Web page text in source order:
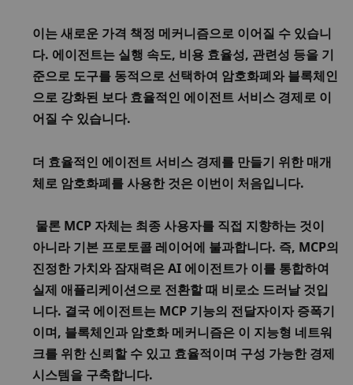
이는 새로운 가격 책정 메커니즘으로 이어질 수 있습니
다. 에이전트는 실행 속도, 비용 효율성, 관련성 등을 기
준으로 도구를 동적으로 선택하여 암호화폐와 블록체인
으로 강화된 보다 효율적인 에이전트 서비스 경제로 이
어질 수 있습니다.
더 효율적인 에이전트 서비스 경제를 만들기 위한 매개
체로 암호화폐를 사용한 것은 이번이 처음입니다.
아니라 기본 프로토콜 레이어에 불과합니다. 즉, MCP의
진정한 가치와 잠재력은 AI 에이전트가 이를 통합하여
실제 애플리케이션으로 전환할 때 비로소 드러날 것입
니다. 결국 에이전트는 MCP 기능의 전달자이자 증폭기
이며, 블록체인과 암호화 메커니즘은 이 지능형 네트워
크를 위한 신뢰할 수 있고 효율적이며 구성 가능한 경제
시스템을 구축합니다.